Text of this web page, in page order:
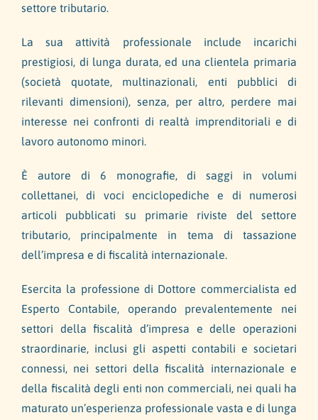
settore tributario.
La sua attività professionale include incarichi
prestigiosi, di lunga durata, ed una clientela primaria
(società quotate, multinazionali, enti pubblici di
rilevanti dimensioni), senza, per altro, perdere mai
interesse nei confronti di realtà imprenditoriali e di
lavoro autonomo minori.
È autore di 6 monografie, di saggi in volumi
collettanei, di voci enciclopediche e di numerosi
articoli pubblicati su primarie riviste del settore
tributario, principalmente in tema di tassazione
dell’impresa e di fiscalità internazionale.
Esercita la professione di Dottore commercialista ed
Esperto Contabile, operando prevalentemente nei
settori della fiscalità d’impresa e delle operazioni
straordinarie, inclusi gli aspetti contabili e societari
connessi, nei settori della fiscalità internazionale e
della fiscalità degli enti non commerciali, nei quali ha
maturato un’esperienza professionale vasta e di lunga